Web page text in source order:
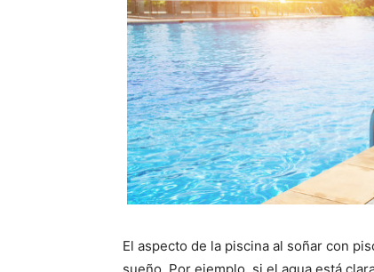
El aspecto de la piscina al soñar con